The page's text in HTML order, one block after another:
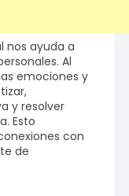
nos ayuda a
Al
emociones y
y resolver
Esto
con
de